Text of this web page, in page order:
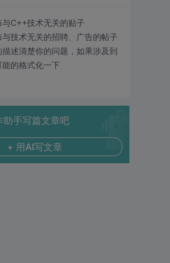
与C++技术无关的贴子
技术无关的招聘、广告的帖子
述清楚你的问题，如果涉及到
的格式化一下
助手写篇文章吧
+ 用AI写文章